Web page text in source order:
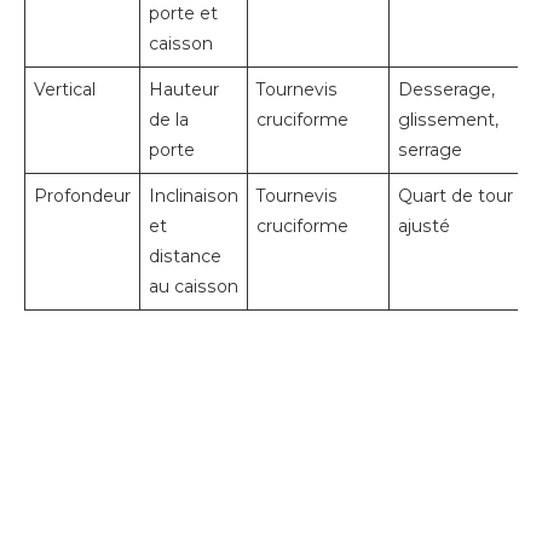
porte et
caisson
Vertical
Hauteur
de la
porte
Tournevis
cruciforme
Desserage,
glissement,
serrage
Profondeur
Inclinaison
et
distance
au caisson
Tournevis
cruciforme
Quart de tour
ajusté